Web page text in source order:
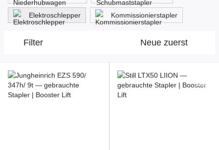
Elektroschlepper Kommissionierstapler
Filter Neue zuerst